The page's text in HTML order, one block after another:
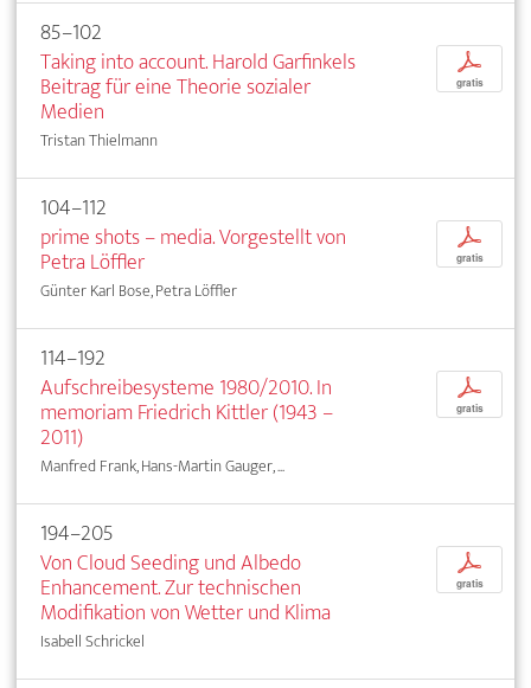
85–102
Taking into account. Harold Garfinkels
Beitrag für eine Theorie sozialer
Medien
Tristan Thielmann
p
gratis
104–112
prime shots – media. Vorgestellt von
Petra Löffler
Günter Karl Bose, Petra Löffler
p
gratis
114–192
Aufschreibesysteme 1980/2010. In
memoriam Friedrich Kittler (1943 –
2011)
Manfred Frank, Hans-Martin Gauger, ...
p
gratis
194–205
Von Cloud Seeding und Albedo
Enhancement. Zur technischen
Modifikation von Wetter und Klima
Isabell Schrickel
p
gratis